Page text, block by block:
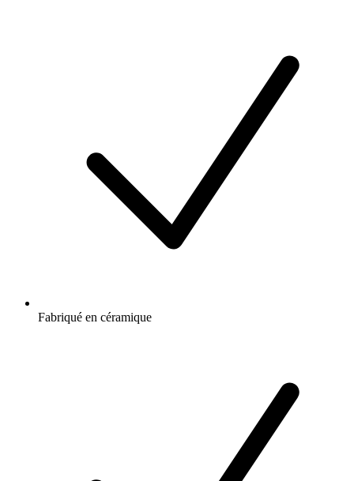
Fabriqué en céramique